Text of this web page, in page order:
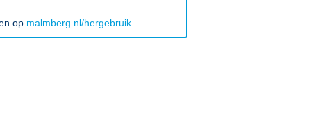
op malmberg.nl/hergebruik